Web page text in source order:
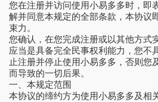
您在注册并访问使用小易多多时，即
解并同意本规定的全部条款，本协议
束力。
您确认，在您完成注册或以其他方式
应当是具备完全民事权利能力，您不
止注册并停止使用小易多多，否则您
而导致的一切后果。
一、本规定范围
本协议的缔约方为使用小易多多及相